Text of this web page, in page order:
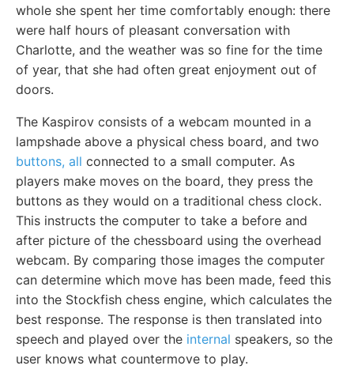
whole she spent her time comfortably enough: there
were half hours of pleasant conversation with
Charlotte, and the weather was so fine for the time
of year, that she had often great enjoyment out of
doors.
The Kaspirov consists of a webcam mounted in a
lampshade above a physical chess board, and two
buttons, all connected to a small computer. As
players make moves on the board, they press the
buttons as they would on a traditional chess clock.
This instructs the computer to take a before and
after picture of the chessboard using the overhead
webcam. By comparing those images the computer
can determine which move has been made, feed this
into the Stockfish chess engine, which calculates the
best response. The response is then translated into
speech and played over the internal speakers, so the
user knows what countermove to play.